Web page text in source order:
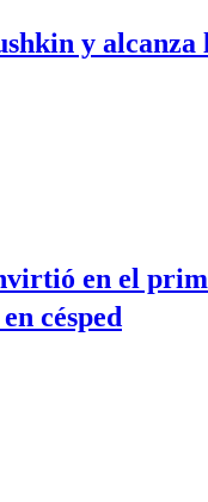
y alcanza
en el
césped